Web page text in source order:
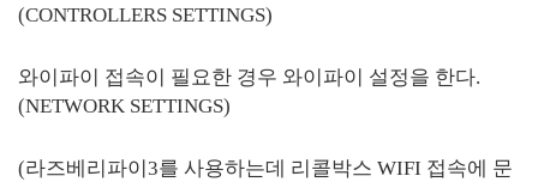
(CONTROLLERS SETTINGS)
와이파이 접속이 필요한 경우 와이파이 설정을 한다.
(NETWORK SETTINGS)
(라즈베리파이3를 사용하는데 리콜박스 WIFI 접속에 문